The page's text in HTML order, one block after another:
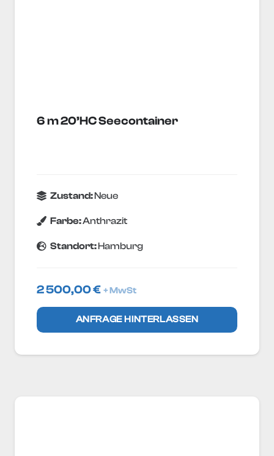
6 m 20’HC Seecontainer
Zustand:Neue
Farbe:Anthrazit
Standort:Hamburg
2 500,00€ + MwSt
ANFRAGE HINTERLASSEN